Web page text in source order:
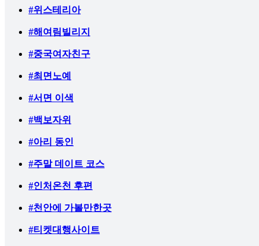
#위스테리아
#해여림빌리지
#중국여자친구
#최면노예
#서면 이색
#백보자위
#아리 동인
#주말 데이트 코스
#인처온천 후편
#천안에 가볼만한곳
#티켓대행사이트